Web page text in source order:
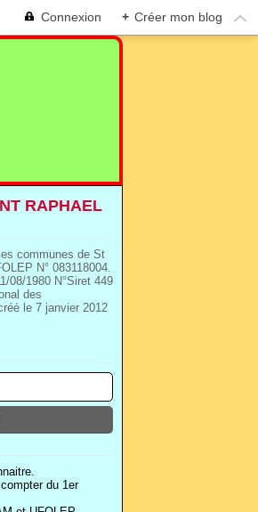
Connexion + Créer mon blog
RAPHAEL
communes de St
N° 083118004.
08/1980 N°Siret 449
des
le 7 janvier 2012
du 1er